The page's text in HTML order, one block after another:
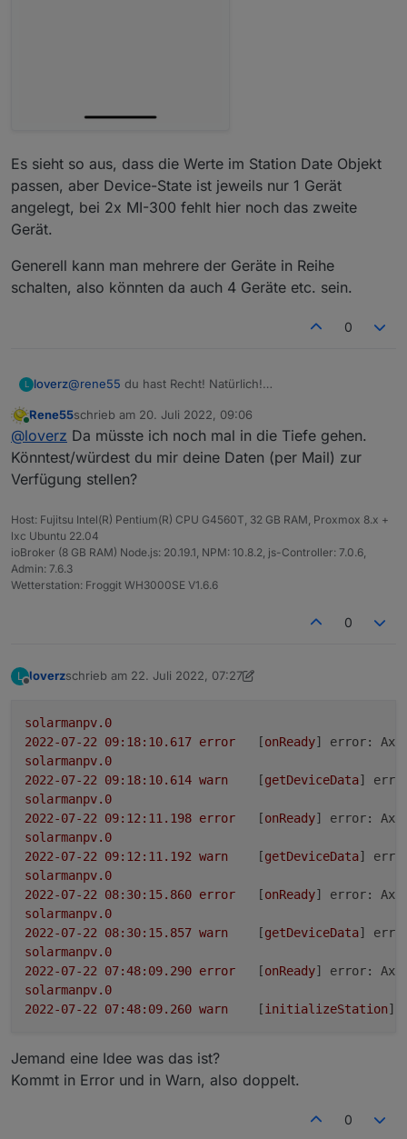
Es sieht so aus, dass die Werte im Station Date Objekt
passen, aber Device-State ist jeweils nur 1 Gerät
angelegt, bei 2x MI-300 fehlt hier noch das zweite
Gerät.
Generell kann man mehrere der Geräte in Reihe
schalten, also könnten da auch 4 Geräte etc. sein.
0
L loverz@rene55 du hast Recht! Natürlich!
MI-300 stimmt nicht. Auch die "daily production" ist zu
gering. Zeigt mir aktuell 0,3kWh an, die App sagt aber
0,6kWh.
Es seiht so aus, dass er nur einen der beiden Logger
verwendet.
Online
Rene55schrieb am 20. Juli 2022, 09:06
zuletzt editiert von
@loverz Da müsste ich noch mal in die Tiefe gehen.
Könntest/würdest du mir deine Daten (per Mail) zur
Verfügung stellen?
Host: Fujitsu Intel(R) Pentium(R) CPU G4560T, 32 GB RAM, Proxmox 8.x +
lxc Ubuntu 22.04
ioBroker (8 GB RAM) Node.js: 20.19.1, NPM: 10.8.2, js-Controller: 7.0.6,
Admin: 7.6.3
Wetterstation: Froggit WH3000SE V1.6.6
0
L loverzschrieb am 22. Juli 2022, 07:27
zuletzt editiert von loverz
solarmanpv.0
error
	[
onReady] error:
solarmanpv.0
warn
	[
getDeviceData]
solarmanpv.0
error
	[
onReady] error:
solarmanpv.0
warn
	[
getDeviceData]
solarmanpv.0
error
	[
onReady] error:
solarmanpv.0
warn
	[
getDeviceData]
solarmanpv.0
error
	[
onReady] error:
solarmanpv.0
warn
	[
initializeStation]
Jemand eine Idee was das ist?
Kommt in Error und in Warn, also doppelt.
0